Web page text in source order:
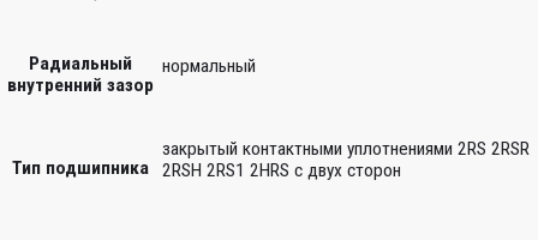
Радиальный
внутренний зазор
нормальный
Тип подшипника
закрытый контактными уплотнениями 2RS 2RSR
2RSH 2RS1 2HRS с двух сторон